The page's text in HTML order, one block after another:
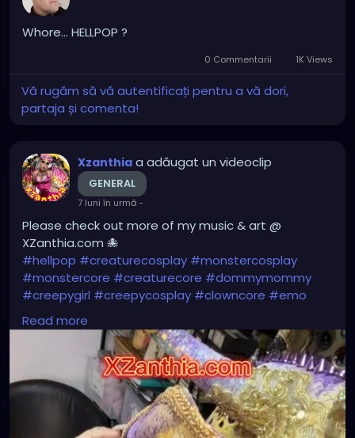
Whore... HELLPOP ?
0 Commentarii 1K Views
Vă rugăm să vă autentificați pentru a vă dori,
partaja și comenta!
Xzanthia a adăugat un videoclip
GENERAL
7 luni în urmă-
Please check out more of my music & art @
XZanthia.com 🐙
#hellpop #creaturecosplay #monstercosplay
#monstercore #creaturecore #dommymommy
#creepygirl #creepycosplay #clowncore #emo
#gothchick
Read more